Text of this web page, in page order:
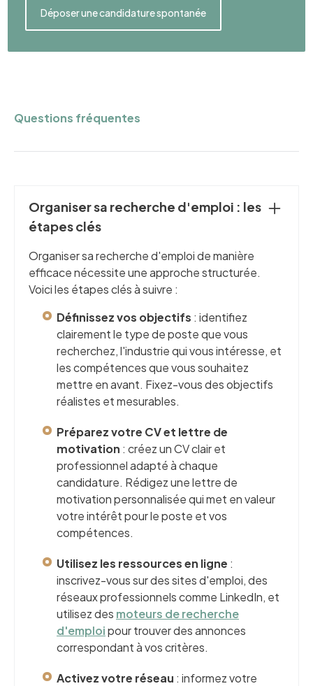
Déposer une candidature spontanée
Questions fréquentes
Organiser sa recherche d'emploi : les
étapes clés
Organiser sa recherche d'emploi de manière
efficace nécessite une approche structurée.
Voici les étapes clés à suivre :
Définissez vos objectifs : identifiez
clairement le type de poste que vous
recherchez, l'industrie qui vous intéresse, et
les compétences que vous souhaitez
mettre en avant. Fixez-vous des objectifs
réalistes et mesurables.
Préparez votre CV et lettre de
motivation : créez un CV clair et
professionnel adapté à chaque
candidature. Rédigez une lettre de
motivation personnalisée qui met en valeur
votre intérêt pour le poste et vos
compétences.
Utilisez les ressources en ligne :
inscrivez-vous sur des sites d'emploi, des
réseaux professionnels comme LinkedIn, et
utilisez des moteurs de recherche
d'emploipour trouver des annonces
correspondant à vos critères.
Activez votre réseau : informez votre